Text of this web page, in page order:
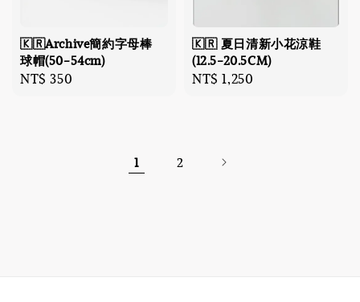
🇰🇷Archive簡約字母棒
球帽(50-54cm)
Regular
NT$ 350
🇰🇷 夏日清新小花涼鞋
(12.5-20.5CM)
Regular
NT$ 1,250
1 2